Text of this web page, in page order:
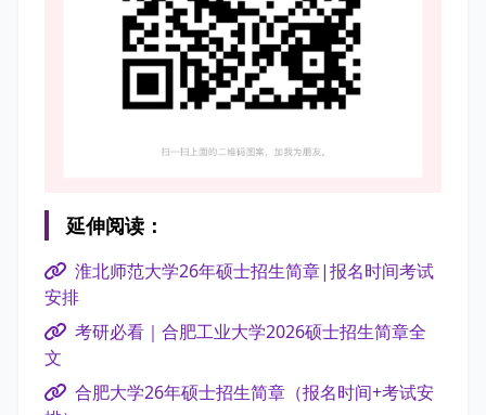
延伸阅读：
淮北师范大学26年硕士招生简章|报名时间考试
安排
考研必看｜合肥工业大学2026硕士招生简章全
文
合肥大学26年硕士招生简章（报名时间+考试安